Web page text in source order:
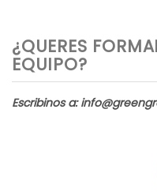
¿QUERES
EQUIPO?
Escribinos a: